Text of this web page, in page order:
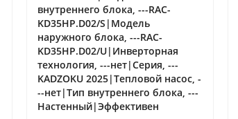
внутреннего блока, ---RAC-
KD35HP.D02/S|Модель
наружного блока, ---RAC-
KD35HP.D02/U|Инверторная
технология, ---нет|Серия, ---
KADZOKU 2025|Тепловой насос, -
--нет|Тип внутреннего блока, ---
Настенный|Эффективен